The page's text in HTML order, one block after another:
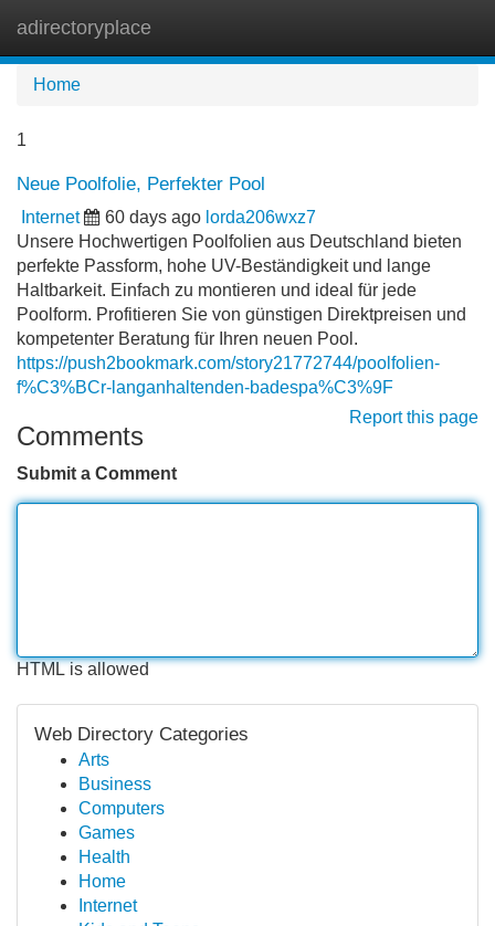
adirectoryplace
Home
1
Neue Poolfolie, Perfekter Pool
Internet 60 days ago lorda206wxz7
Unsere Hochwertigen Poolfolien aus Deutschland bieten
perfekte Passform, hohe UV-Beständigkeit und lange
Haltbarkeit. Einfach zu montieren und ideal für jede
Poolform. Profitieren Sie von günstigen Direktpreisen und
kompetenter Beratung für Ihren neuen Pool.
https://push2bookmark.com/story21772744/poolfolien-
f%C3%BCr-langanhaltenden-badespa%C3%9F
Report this page
Comments
Submit a Comment
HTML is allowed
Web Directory Categories
Arts
Business
Computers
Games
Health
Home
Internet